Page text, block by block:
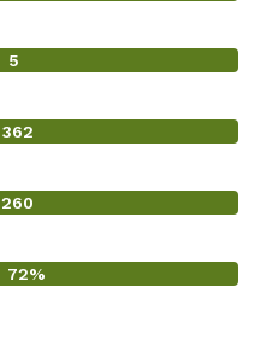
5
362
260
72%